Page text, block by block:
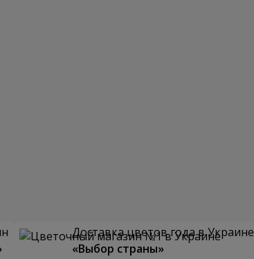
Доставка цветов года в Украине
«Выбор страны»